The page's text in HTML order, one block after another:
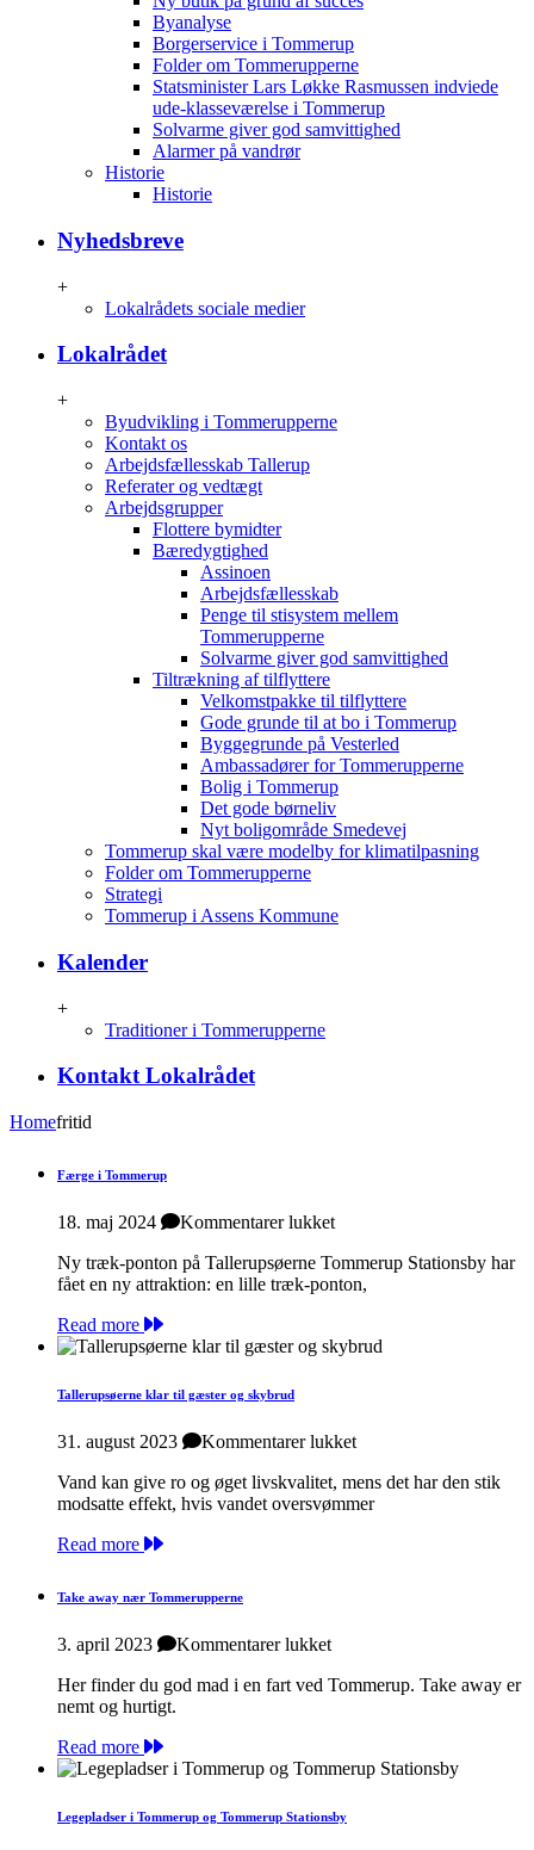
Byanalyse
Borgerservice i Tommerup
Folder om Tommerupperne
Statsminister Lars Løkke Rasmussen indviede
ude-klasseværelse i Tommerup
Solvarme giver god samvittighed
Alarmer på vandrør
Historie
Historie
Nyhedsbreve
+
Lokalrådets sociale medier
Lokalrådet
+
Byudvikling i Tommerupperne
Kontakt os
Arbejdsfællesskab Tallerup
Referater og vedtægt
Arbejdsgrupper
Flottere bymidter
Bæredygtighed
Assinoen
Arbejdsfællesskab
Penge til stisystem mellem
Tommerupperne
Solvarme giver god samvittighed
Tiltrækning af tilflyttere
Velkomstpakke til tilflyttere
Gode grunde til at bo i Tommerup
Byggegrunde på Vesterled
Ambassadører for Tommerupperne
Bolig i Tommerup
Det gode børneliv
Nyt boligområde Smedevej
Tommerup skal være modelby for klimatilpasning
Folder om Tommerupperne
Strategi
Tommerup i Assens Kommune
Kalender
+
Traditioner i Tommerupperne
Kontakt Lokalrådet
Homefritid
Færge i Tommerup
18. maj 2024 Kommentarer lukkettil
i
Tommerup
Ny træk-ponton på Tallerupsøerne Tommerup Stationsby har
fået en ny attraktion: en lille træk-ponton,
Read more
Tallerupsøerne klar til gæster og skybrud
31. august 2023 Kommentarer lukkettil
klar
til
Vand kan give ro og øget livskvalitet, mens det har den stik
modsatte effekt, hvis vandet oversvømmer
Read more
Take away nær Tommerupperne
3. april 2023 Kommentarer lukkettil
away
Her finder du god mad i en fart ved Tommerup. Take away er
nemt og hurtigt.
Read more
Legepladser i Tommerup og Tommerup Stationsby